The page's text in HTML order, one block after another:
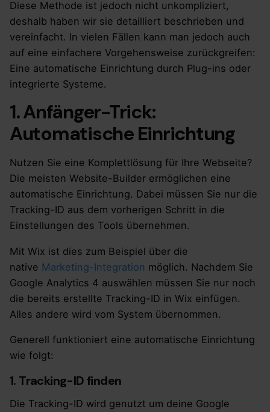
Diese Methode ist jedoch nicht unkompliziert,
deshalb haben wir sie detailliert beschrieben und
vereinfacht. In vielen Fällen kann man jedoch auch
auf eine einfachere Vorgehensweise zurückgreifen:
Eine automatische Einrichtung durch Plug-ins oder
integrierte Systeme.
1. Anfänger-Trick:
Automatische Einrichtung
Nutzen Sie eine Komplettlösung für Ihre Webseite?
Die meisten Website-Builder ermöglichen eine
automatische Einrichtung. Dabei müssen Sie nur die
Tracking-ID aus dem vorherigen Schritt in die
Einstellungen des Tools übernehmen.
Mit Wix ist dies zum Beispiel über die
native Marketing-Integration möglich. Nachdem Sie
Google Analytics 4 auswählen müssen Sie nur noch
die bereits erstellte Tracking-ID in Wix einfügen.
Alles andere wird vom System übernommen.
Generell funktioniert eine automatische Einrichtung
wie folgt:
1. Tracking-ID finden
Die Tracking-ID wird genutzt um deine Google